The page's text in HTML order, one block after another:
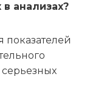
анализах?